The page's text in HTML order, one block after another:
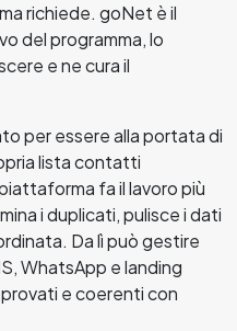
richiede. goNet è il
del programma, lo
e ne cura il
per essere alla portata di
lista contatti
fa il lavoro più
i duplicati, pulisce i dati
Da lì può gestire
WhatsApp e landing
e coerenti con